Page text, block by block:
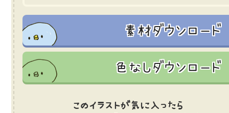
素材ダウンロード
色なしダウンロード
このイラストが気に入ったら